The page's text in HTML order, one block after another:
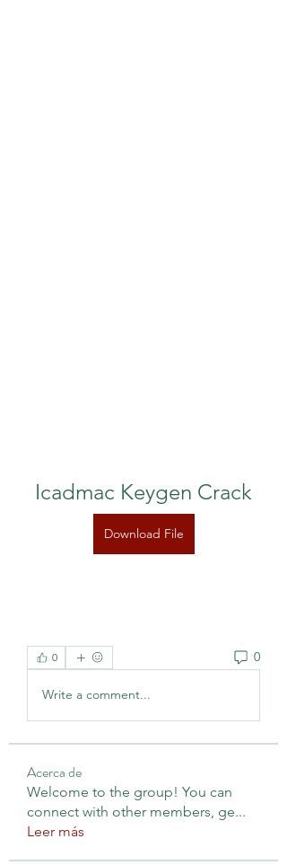
Icadmac Keygen Crack
Download File
0 0
Write a comment...
Acerca de
Welcome to the group! You can
connect with other members, ge...
Leer más